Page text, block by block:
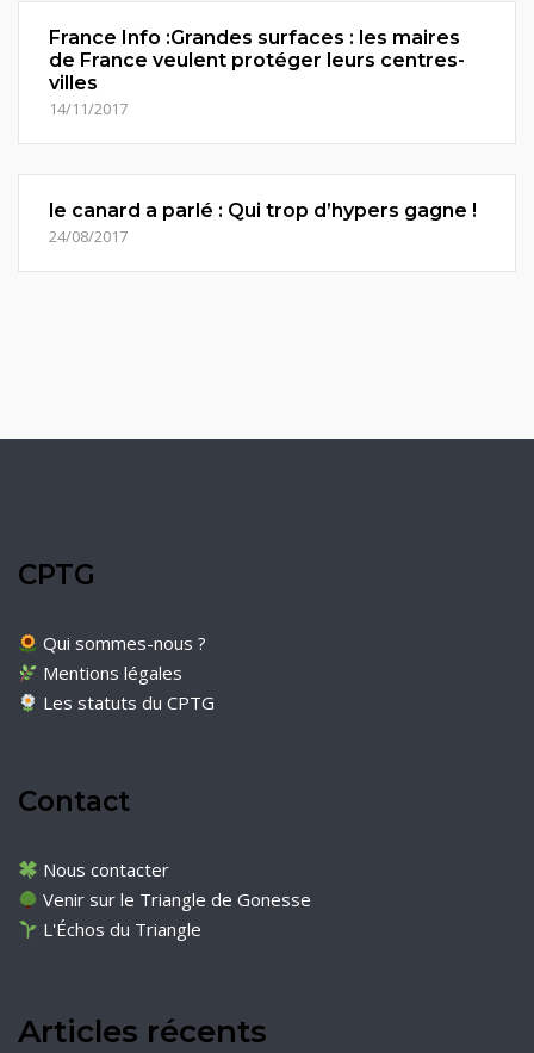
France Info :Grandes surfaces : les maires
de France veulent protéger leurs centres-
villes
14/11/2017
le canard a parlé : Qui trop d’hypers gagne !
24/08/2017
CPTG
Qui sommes-nous ?
Mentions légales
Les statuts du CPTG
Contact
Nous contacter
Venir sur le Triangle de Gonesse
L'Échos du Triangle
Articles récents